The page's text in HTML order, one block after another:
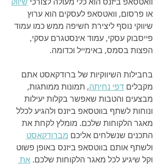
או פרסום, וואטסאפ לעסקים הוא ערוץ
שיווקי נוסף ליצירת חשיפה ממש כמו עמוד
פייסבוק עסקי, עמוד אינסטגרם עסקי,
הפצות בסמס, באימייל וכדומה.
בחבילות השיווקיות של ברודקאסט אתם
מקבלים דפי נחיתה, תמונות ממותגות,
מבצעים והטבות שאפשר בקלות יעילות
ונוחות לשתף בווטסאפ ביזנס ולהגיע לכלל
מאגר הלקוחות שלכם. מומלץ לקחת את
התכנים שנשלחים אליכם מברודקאסט
ולשתף אותם בווטסאפ ביזנס באופן פשוט
וקל שיגיע לכל מאגר הלקוחות שלכם. את